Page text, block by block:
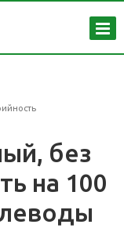
без
на 100